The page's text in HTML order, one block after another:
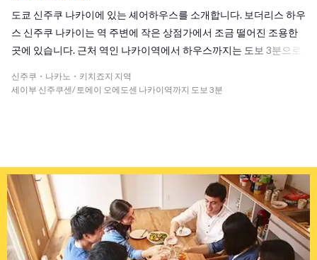
도쿄 신주쿠 나카이에 있는 셰어하우스를 소개합니다. 보더리스 하우
스 신주쿠 나카이는 역 주변에 작은 상점가에서 조금 떨어진 조용한
곳에 있습니다. 근처 역인 나카이역에서 하우스까지는 도보 3분으로
도 편리합니다. 도에이오에도선 나카이역, 세이부신주쿠선 나카이역
신주쿠・나카노・키치죠지 지역
세이부 신주쿠센/ 토에이 오에도센 나카이역까지 도보 3분